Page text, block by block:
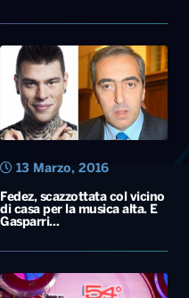
Fedez, scazzottata col vicino
di casa per la musica alta. E
Gasparri…
13 Marzo, 2016